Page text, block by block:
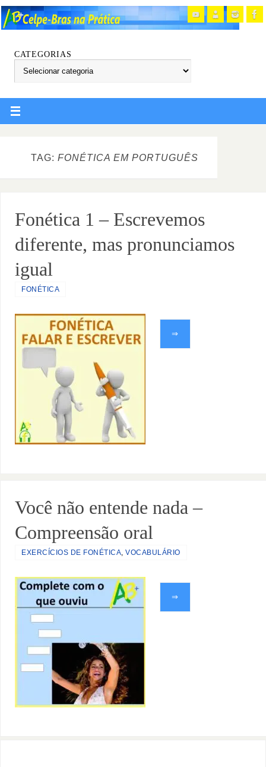
CATEGORIAS
TAG: FONÉTICA EM PORTUGUÊS
Fonética 1 – Escrevemos
diferente, mas pronunciamos
igual
FONÉTICA
⇒
Você não entende nada –
Compreensão oral
EXERCÍCIOS DE FONÉTICA,VOCABULÁRIO
⇒